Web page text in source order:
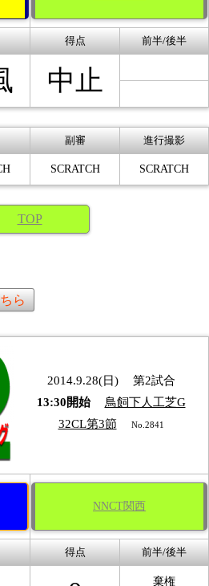
得点 前半/後半
中止
副審 進行撮影
SCRATCH SCRATCH
TOP
ら
2014.9.28(日)
第2試合
13:30開始
鳥飼下人工芝G
32CL第3節
No.2841
NNCT関西
得点 前半/後半
棄権